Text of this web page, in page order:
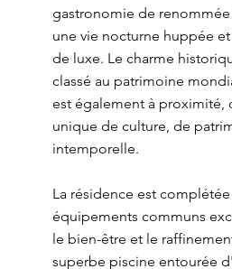
gastronomie de
une vie nocturne huppée
de luxe. Le charme
classé au patrimoine
est également à proximité,
unique de culture, de
intemporelle.
La résidence est
équipements communs
le bien-être et le
superbe piscine entourée